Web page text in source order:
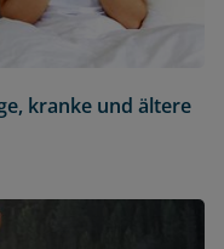
kranke und ältere